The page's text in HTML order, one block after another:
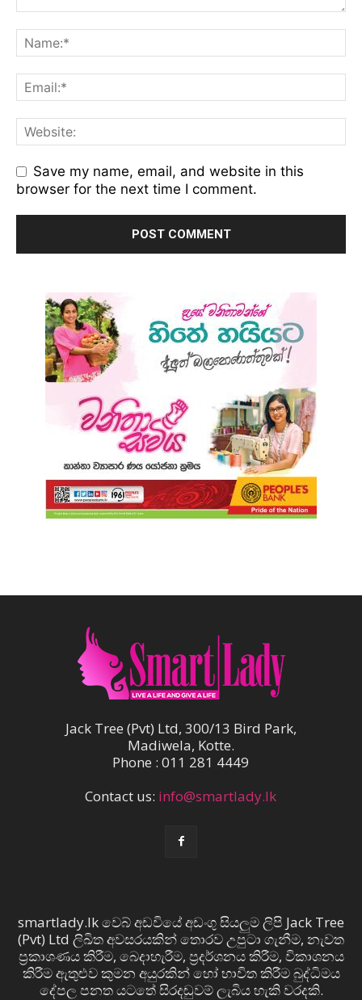
Save my name, email, and website in this
browser for the next time I comment.
Jack Tree (Pvt) Ltd, 300/13 Bird Park,
Madiwela, Kotte.
Phone : 011 281 4449
Contact us: info@smartlady.lk
smartlady.lk වෙබ් අඩවියේ අඩංගු සියලුම ලිපි Jack Tree
(Pvt) Ltd ලිඛිත අවසරයකින් තොරව උපුටා ගැනීම, නැවත
ප්‍රකාශණය කිරීම, බෙදාහැරීම, ප්‍රදර්ශනය කිරීම, විකාශනය
කිරීම ඇතුළුව කුමන අයුරකින් හෝ භාවිත කිරීම බුද්ධිමය
දේපල පනත යටතේ සිරදඬුවම් ලැබිය හැකි වරදකි.